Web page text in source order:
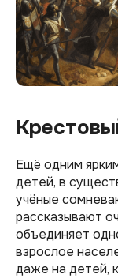
Ещё одним
детей, в
учёные
рассказывают
объединяет
взрослое
даже на детей,